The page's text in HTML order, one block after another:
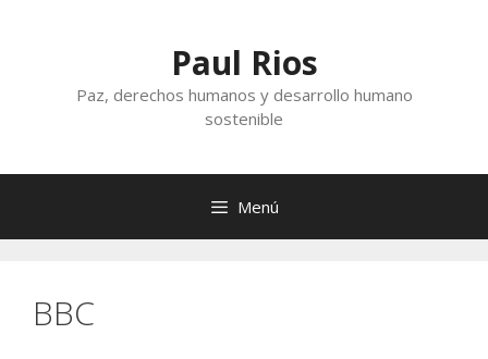
Paul Rios
Paz, derechos humanos y desarrollo humano
sostenible
Menú
BBC